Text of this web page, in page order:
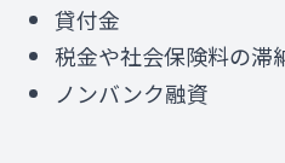
貸付金
税金や社会保険料の滞
ノンバンク融資